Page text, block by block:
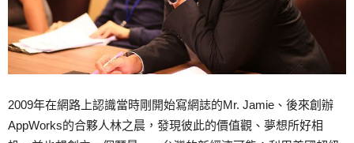
2009年在網路上認識當時剛開始寫網誌的Mr. Jamie、後來創辦
AppWorks的合夥人林之晨，發現彼此的價值觀、夢想所好相